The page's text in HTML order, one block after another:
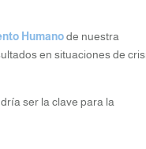
Humanode nuestra
en situaciones de
ser la clave para la